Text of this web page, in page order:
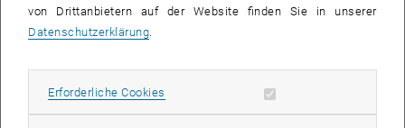
Verwendung bereitstellen kann.
von Drittanbietern auf der Website finden Sie in unserer
Datenschutzerklärung.
Erforderliche Cookies Erforderliche Cookies zulassen